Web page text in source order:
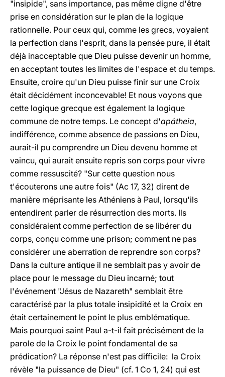
"insipide", sans importance, pas même digne d'être
prise en considération sur le plan de la logique
rationnelle. Pour ceux qui, comme les grecs, voyaient
la perfection dans l'esprit, dans la pensée pure, il était
déjà inacceptable que Dieu puisse devenir un homme,
en acceptant toutes les limites de l'espace et du temps.
Ensuite, croire qu'un Dieu puisse finir sur une Croix
était décidément inconcevable! Et nous voyons que
cette logique grecque est également la logique
commune de notre temps. Le concept d'apátheia,
indifférence, comme absence de passions en Dieu,
aurait-il pu comprendre un Dieu devenu homme et
vaincu, qui aurait ensuite repris son corps pour vivre
comme ressuscité? "Sur cette question nous
t'écouterons une autre fois" (Ac 17, 32) dirent de
manière méprisante les Athéniens à Paul, lorsqu'ils
entendirent parler de résurrection des morts. Ils
considéraient comme perfection de se libérer du
corps, conçu comme une prison; comment ne pas
considérer une aberration de reprendre son corps?
Dans la culture antique il ne semblait pas y avoir de
place pour le message du Dieu incarné; tout
l'événement "Jésus de Nazareth" semblait être
caractérisé par la plus totale insipidité et la Croix en
était certainement le point le plus emblématique.
Mais pourquoi saint Paul a-t-il fait précisément de la
parole de la Croix le point fondamental de sa
prédication? La réponse n'est pas difficile: la Croix
révèle "la puissance de Dieu" (cf. 1 Co 1, 24) qui est